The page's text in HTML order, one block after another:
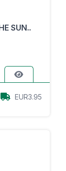
SUN..
EUR3.95